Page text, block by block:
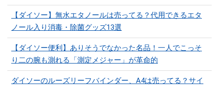
【ダイソー】無水エタノールは売ってる？代用できるエタ
ノール入り消毒・除菌グッズ13選
【ダイソー便利】ありそうでなかった名品！一人でこっそ
り二の腕も測れる「測定メジャー」が革命的
ダイソーのルーズリーフバインダー、A4は売ってる？サイ